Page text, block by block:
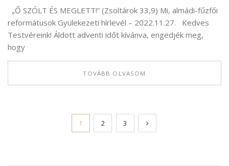
„Ő SZÓLT ÉS MEGLETT!” (Zsoltárok 33,9) Mi, almádi-fűzfői
reformátusok Gyülekezeti hírlevél – 2022.11.27. Kedves
Testvéreink! Áldott adventi időt kívánva, engedjék meg,
hogy
TOVÁBB OLVASOM
1 2 3